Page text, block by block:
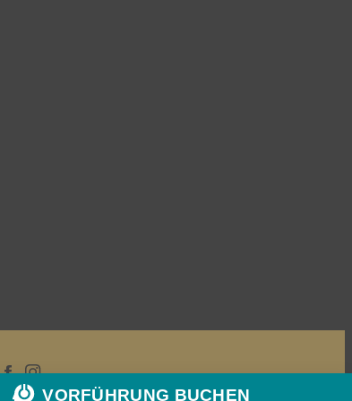
VORFÜHRUNG BUCHEN